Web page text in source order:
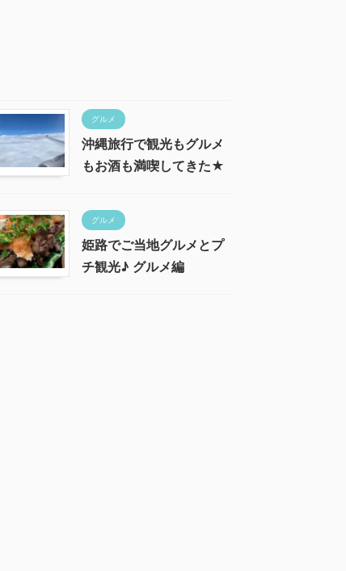
グルメ
沖縄旅行で観光もグルメ
もお酒も満喫してきた★
グルメ
姫路でご当地グルメとプ
チ観光♪ グルメ編